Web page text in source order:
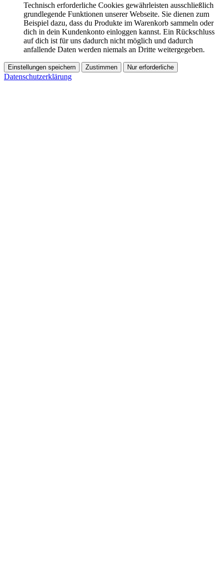
Technisch erforderliche Cookies gewährleisten ausschließlich
grundlegende Funktionen unserer Webseite. Sie dienen zum
Beispiel dazu, dass du Produkte im Warenkorb sammeln oder
dich in dein Kundenkonto einloggen kannst. Ein Rückschluss
auf dich ist für uns dadurch nicht möglich und dadurch
anfallende Daten werden niemals an Dritte weitergegeben.
Einstellungen speichern Zustimmen Nur erforderliche
Datenschutzerklärung